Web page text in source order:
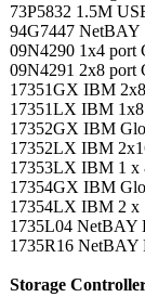
73P5832 1.5M
94G7447 NetBAY
09N4290 1x4 port
09N4291 2x8 port
17351GX IBM
17351LX IBM 1x8
17352GX IBM
17352LX IBM
17353LX IBM 1 x
17354GX IBM
17354LX IBM 2 x
1735L04 NetBAY
1735R16 NetBAY
Storage